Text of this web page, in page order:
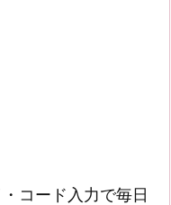
コード入力で毎日